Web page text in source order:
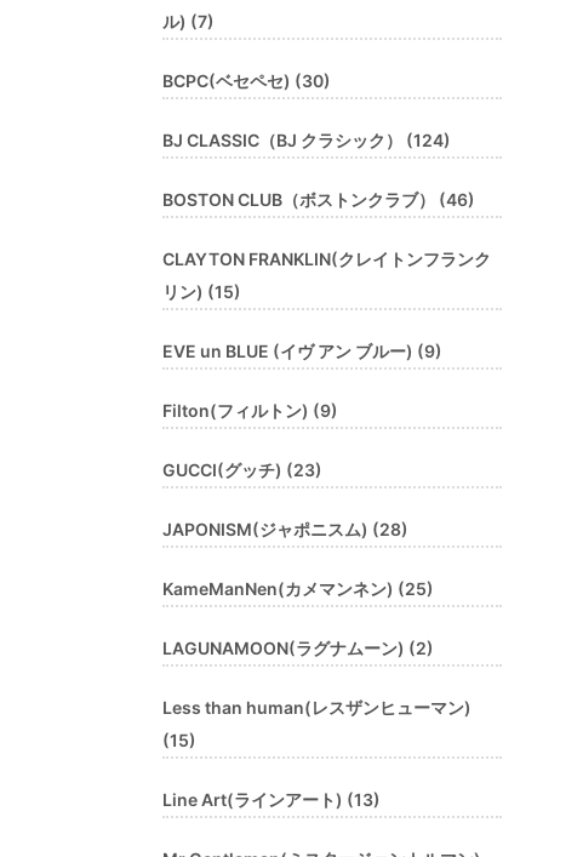
ル) (7)
BCPC(ベセペセ) (30)
BJ CLASSIC（BJ クラシック） (124)
BOSTON CLUB（ボストンクラブ） (46)
CLAYTON FRANKLIN(クレイトンフランク
リン) (15)
EVE un BLUE (イヴ アン ブルー) (9)
Filton(フィルトン) (9)
GUCCI(グッチ) (23)
JAPONISM(ジャポニスム) (28)
KameManNen(カメマンネン) (25)
LAGUNAMOON(ラグナムーン) (2)
Less than human(レスザンヒューマン)
(15)
Line Art(ラインアート) (13)